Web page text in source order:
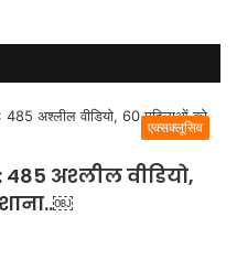
एक्सक्लूसिव
अश्लील वीडियो,